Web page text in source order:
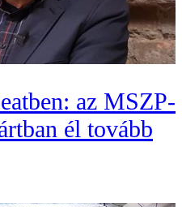
az MSZP-
él tovább